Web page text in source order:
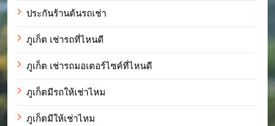
ประกันร้านต้นรถเช่า
ภูเก็ต เช่ารถที่ไหนดี
ภูเก็ต เช่ารถมอเตอร์ไซค์ที่ไหนดี
ภูเก็ตมีรถให้เช่าไหม
ภูเก็ตมีให้เช่าไหม